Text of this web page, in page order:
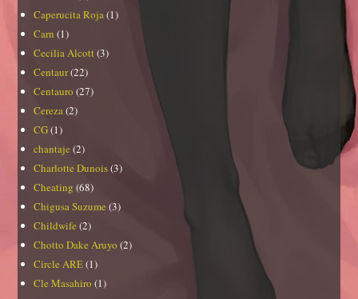
Caperucita Roja(1)
Carn (1)
Cecilia Alcott (3)
Centaur(22)
Centauro (27)
Cereza(2)
CG(1)
chantaje (2)
Charlotte Dunois(3)
Cheating (68)
Chigusa Suzume (3)
Childwife (2)
Chotto Dake Aruyo (2)
Circle ARE(1)
Cle Masahiro (1)